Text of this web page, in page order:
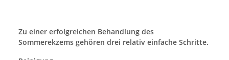
Zu einer erfolgreichen Behandlung des
Sommerekzems gehören drei relativ einfache Schritte.